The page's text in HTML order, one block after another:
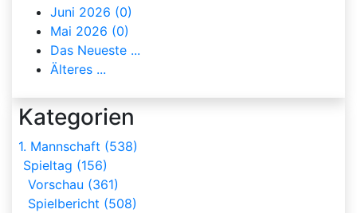
Juni 2026 (0)
Mai 2026 (0)
Das Neueste ...
Älteres ...
Kategorien
1. Mannschaft (538)
Spieltag (156)
Vorschau (361)
Spielbericht (508)